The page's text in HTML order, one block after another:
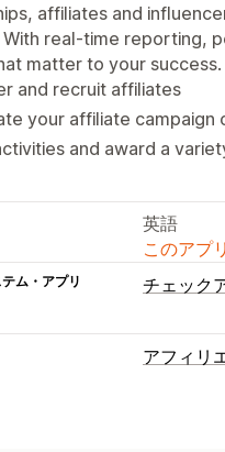
affiliates and
real-time reporting,
matter to your success.
and recruit affiliates
your affiliate campaign
and award a
英語
このアプ
ム・アプリ チェック
アフィリ